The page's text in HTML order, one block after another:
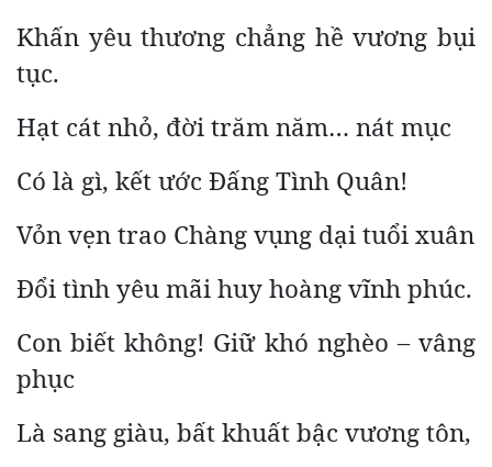
Khấn yêu thương chẳng hề vương bụi
tục.
Hạt cát nhỏ, đời trăm năm… nát mục
Có là gì, kết ước Đấng Tình Quân!
Vỏn vẹn trao Chàng vụng dại tuổi xuân
Đổi tình yêu mãi huy hoàng vĩnh phúc.
Con biết không! Giữ khó nghèo – vâng
phục
Là sang giàu, bất khuất bậc vương tôn,